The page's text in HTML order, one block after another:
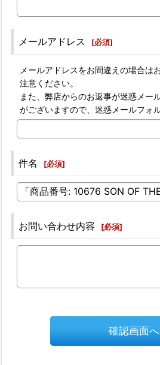
メールアドレス [必須]
メールアドレスをお間違えの場合は
注意ください。
また、弊店からのお返事が迷惑メー
がございますので、迷惑メールフォ
件名 [必須]
お問い合わせ内容 [必須]
確認画面へ